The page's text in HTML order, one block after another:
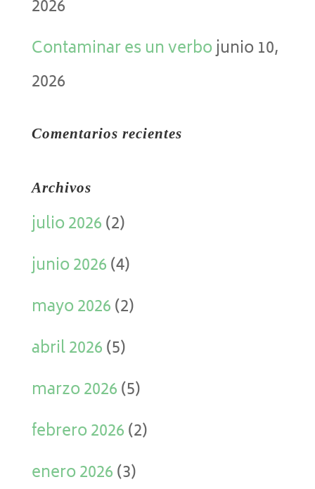
2026
Contaminar es un verbojunio 10,
2026
Comentarios recientes
Archivos
julio 2026(2)
junio 2026(4)
mayo 2026(2)
abril 2026(5)
marzo 2026(5)
febrero 2026(2)
enero 2026(3)